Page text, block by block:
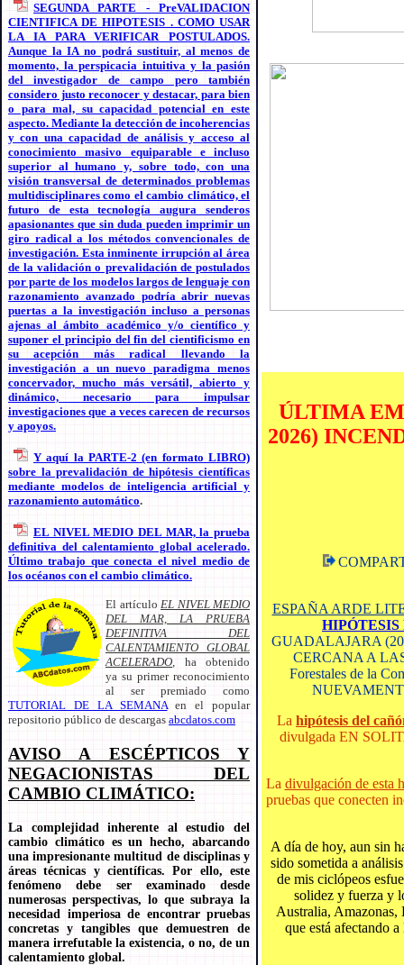
SEGUNDA PARTE - PreVALIDACION
CIENTIFICA DE HIPOTESIS . COMO USAR
LA IA PARA VERIFICAR POSTULADOS.
Aunque la IA no podrá sustituir, al menos de
momento, la perspicacia intuitiva y la pasión
del investigador de campo pero también
considero justo reconocer y destacar, para bien
o para mal, su capacidad potencial en este
aspecto. Mediante la detección de incoherencias
y con una capacidad de análisis y acceso al
conocimiento masivo equiparable e incluso
superior al humano y, sobre todo, con una
visión transversal de determinados problemas
multidisciplinares como el cambio climático, el
futuro de esta tecnología augura senderos
apasionantes que sin duda pueden imprimir un
giro radical a los métodos convencionales de
investigación. Esta inminente irrupción al área
de la validación o prevalidación de postulados
por parte de los modelos largos de lenguaje con
razonamiento avanzado podría abrir nuevas
puertas a la investigación incluso a personas
ajenas al ámbito académico y/o científico y
suponer el principio del fin del cientificismo en
su acepción más radical llevando la
investigación a un nuevo paradigma menos
concervador, mucho más versátil, abierto y
dinámico, necesario para impulsar
investigaciones que a veces carecen de recursos
y apoyos.
Y aquí la PARTE-2 (en formato LIBRO)
sobre la prevalidación de hipótesis científicas
mediante modelos de inteligencia artificial y
razonamiento automático.
EL NIVEL MEDIO DEL MAR, la prueba
definitiva del calentamiento global acelerado.
Último trabajo que conecta el nivel medio de
los océanos con el cambio climático.
El artículo EL NIVEL MEDIO
DEL MAR, LA PRUEBA
DEFINITIVA DEL
CALENTAMIENTO GLOBAL
ACELERADO, ha obtenido
ya su primer reconocimiento
al ser premiado como
TUTORIAL DE LA SEMANAen el popular
repositorio público de descargas abcdatos.com
AVISO A ESCÉPTICOS Y
NEGACIONISTAS DEL
CAMBIO CLIMÁTICO:
La complejidad inherente al estudio del
cambio climático es un hecho, abarcando
una impresionante multitud de disciplinas y
áreas técnicas y científicas. Por ello, este
fenómeno debe ser examinado desde
numerosas perspectivas, lo que subraya la
necesidad imperiosa de encontrar pruebas
concretas y tangibles que demuestren de
manera irrefutable la existencia, o no, de un
calentamiento global.
ÚLTIMA
2026)
ESPAÑA ARDE
GUADALAJARA
CERCANA A
Forestales de la
La hipótesis del
divulgada EN
La divulgación de esta
pruebas que conecten
A día de hoy, aun sin
sido sometida a
de mis ciclópeos
solidez y fuerza y
Australia, Amazonas,
que está afectando